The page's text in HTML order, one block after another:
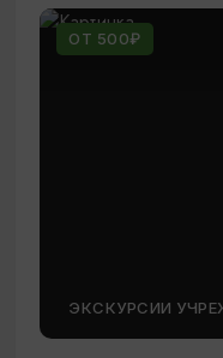
ОТ 500₽
ЭКСКУРСИИ